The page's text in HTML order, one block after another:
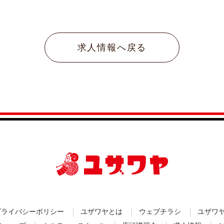
求人情報へ戻る
ライバシーポリシー ユザワヤとは ウェブチラシ
ユザワ